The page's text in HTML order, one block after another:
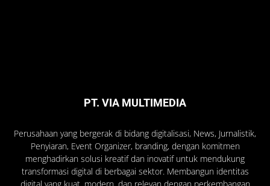
PT. VIA MULTIMEDIA
Perusahaan yang bergerak di bidang digitalisasi, News, Jurnalistik,
Penyiaran, Event Organizer, branding, dengan komitmen
menghadirkan solusi kreatif dan inovatif untuk mendukung
transformasi digital di berbagai sektor. Membangun identitas